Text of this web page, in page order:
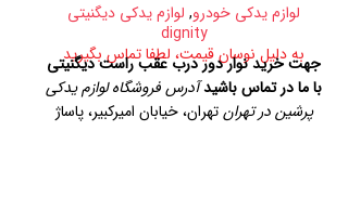
لوازم یدکی خودرو, لوازم یدکی دیگنیتی
dignity
به دلیل نوسان قیمت، لطفا تماس بگیرید
جهت خرید نوار دور درب عقب راست دیگنیتی
با ما در تماس باشیدآدرس فروشگاه لوازم یدکی
پرشین در تهرانتهران، خیابان امیرکبیر، پاساژ